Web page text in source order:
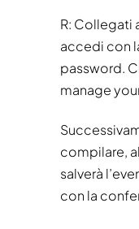
R: Collegati
accedi con
password.
manage
compilare,
salverà
con la